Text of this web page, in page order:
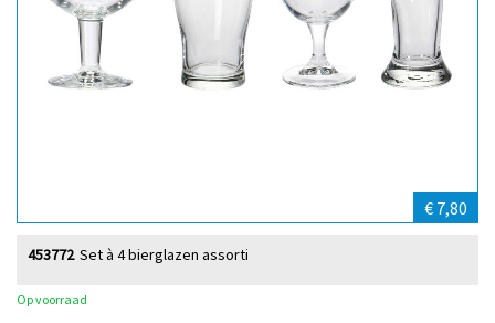
€ 7,80
Set à 4 bierglazen assorti
453772
Op voorraad